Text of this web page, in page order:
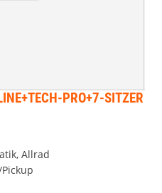
PRO+7-SITZER
Allrad